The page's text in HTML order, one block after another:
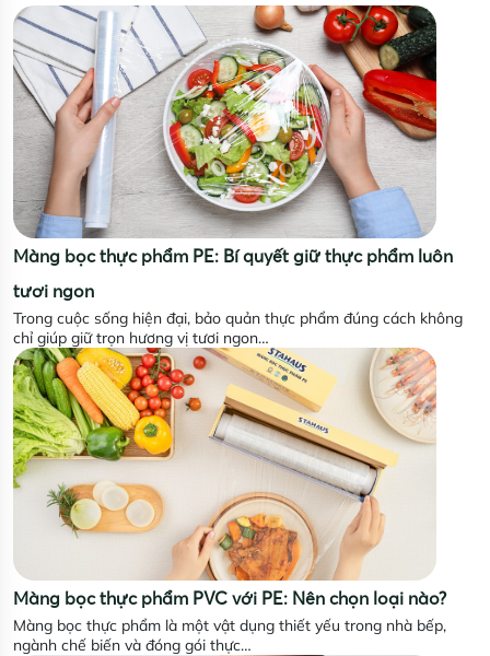
Màng bọc thực phẩm PE: Bí quyết giữ thực phẩm luôn
tươi ngon
Trong cuộc sống hiện đại, bảo quản thực phẩm đúng cách không
chỉ giúp giữ trọn hương vị tươi ngon…
Màng bọc thực phẩm PVC với PE: Nên chọn loại nào?
Màng bọc thực phẩm là một vật dụng thiết yếu trong nhà bếp,
ngành chế biến và đóng gói thực…